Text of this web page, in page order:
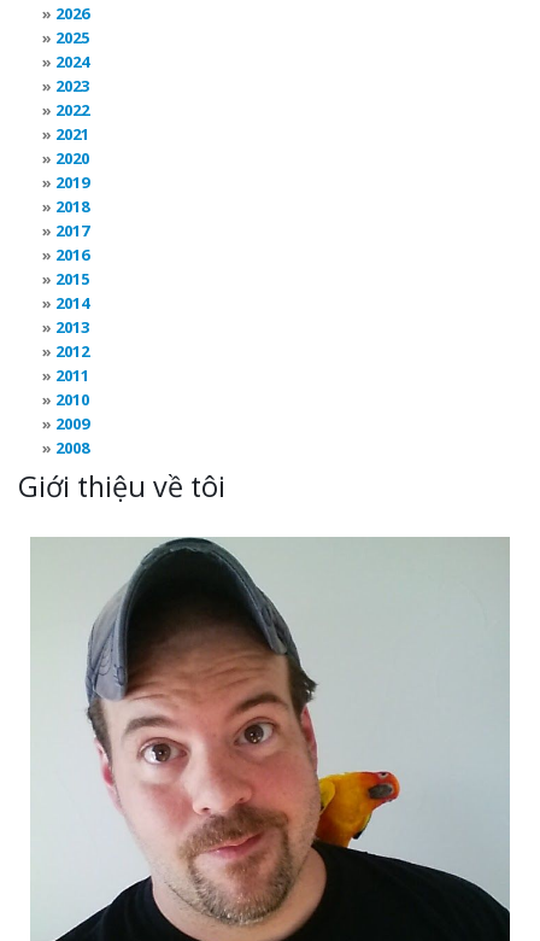
2026
2025
2024
2023
2022
2021
2020
2019
2018
2017
2016
2015
2014
2013
2012
2011
2010
2009
2008
Giới thiệu về tôi